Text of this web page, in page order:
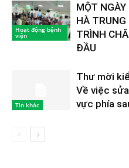
Hoạt động bệnh
viện
MỘT
HÀ
TRÌNH
ĐẦU
Tin khác
Thư mời
Về việc
vực phía